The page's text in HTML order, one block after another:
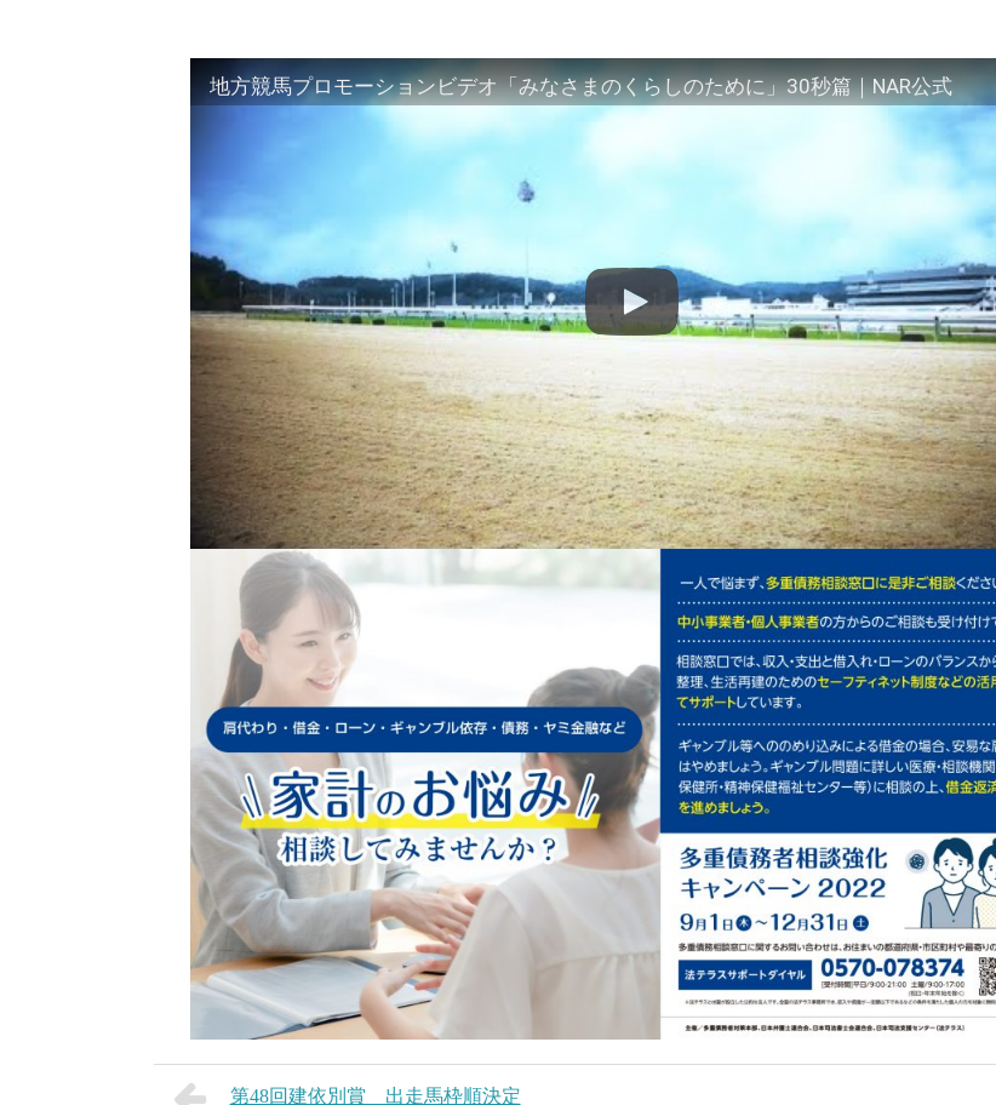
地方競馬プロモーションビデオ「みなさまのくらしのために」30秒篇｜NAR公式
第48回建依別賞 出走馬枠順決定